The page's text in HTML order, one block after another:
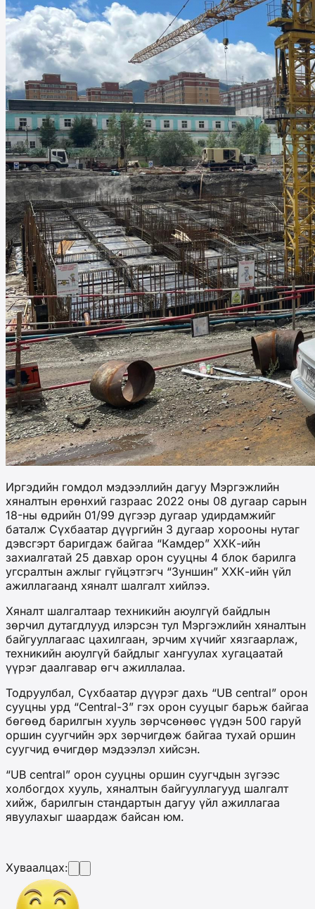
Иргэдийн гомдол мэдээллийн дагуу Мэргэжлийн
хяналтын ерөнхий газраас 2022 оны 08 дугаар сарын
18-ны өдрийн 01/99 дүгээр дугаар удирдамжийг
баталж Сүхбаатар дүүргийн 3 дугаар хорооны нутаг
дэвсгэрт баригдаж байгаа “Камдер” ХХК-ийн
захиалгатай 25 давхар орон сууцны 4 блок барилга
угсралтын ажлыг гүйцэтгэгч “Зуншин” ХХК-ийн үйл
ажиллагаанд хяналт шалгалт хийлээ.
Хяналт шалгалтаар техникийн аюулгүй байдлын
зөрчил дутагдлууд илэрсэн тул Мэргэжлийн хяналтын
байгууллагаас цахилгаан, эрчим хүчийг хязгаарлаж,
техникийн аюулгүй байдлыг хангуулах хугацаатай
үүрэг даалгавар өгч ажиллалаа.
Тодруулбал, Сүхбаатар дүүрэг дахь “UB central” орон
сууцны урд “Central-3” гэх орон сууцыг барьж байгаа
бөгөөд барилгын хууль зөрчсөнөөс үүдэн 500 гаруй
оршин суугчийн эрх зөрчигдөж байгаа тухай оршин
суугчид өчигдөр мэдээлэл хийсэн.
“UB central” орон сууцны оршин суугчдын зүгээс
холбогдох хууль, хяналтын байгууллагууд шалгалт
хийж, барилгын стандартын дагуу үйл ажиллагаа
явуулахыг шаардаж байсан юм.
Хуваалцах: